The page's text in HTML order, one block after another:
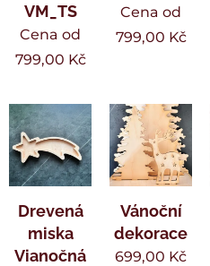
VM_TS
Cena od
799,00 Kč
Cena od
799,00 Kč
Drevená
miska
Vianočná
Vánoční
dekorace
699,00 Kč